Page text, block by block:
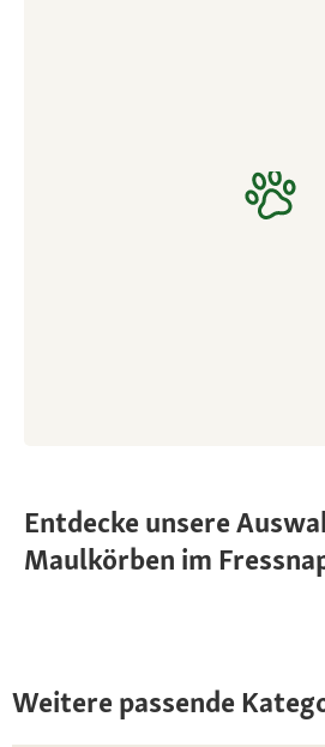
Entdecke unsere
Maulkörben im
Weitere passende